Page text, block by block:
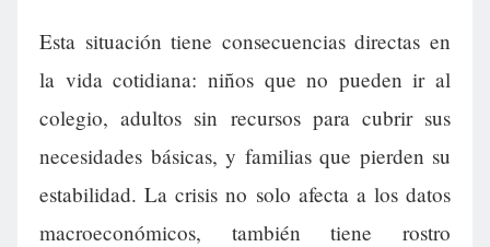
Esta situación tiene consecuencias directas en
la vida cotidiana: niños que no pueden ir al
colegio, adultos sin recursos para cubrir sus
necesidades básicas, y familias que pierden su
estabilidad. La crisis no solo afecta a los datos
macroeconómicos, también tiene rostro